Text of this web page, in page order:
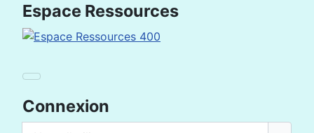
Espace Ressources
Connexion